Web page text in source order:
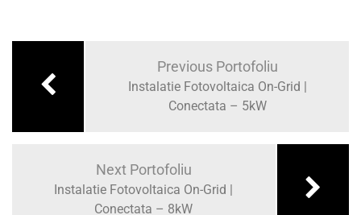
Previous Portofoliu
Instalatie Fotovoltaica On-Grid |
Conectata – 5kW
Next Portofoliu
Instalatie Fotovoltaica On-Grid |
Conectata – 8kW